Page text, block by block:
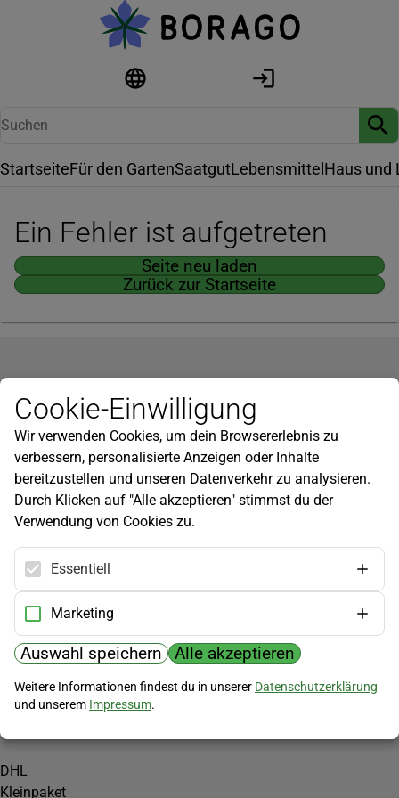
StartseiteFür den GartenSaatgutLebensmittel Haus und
Ein Fehler ist aufgetreten
Seite neu laden
Zurück zur Startseite
Newsletter
Infos zu neuen Produkten, Gartentipps und mehr findest du in
unserem Newsletter!
Jetzt anmelden
Hilfe
Kundenservice
Widerrufsbelehrung
Versandkosten
Zahlungsmöglichkeiten
PayPal
Vorkasse
Versand
DHL
Kleinpaket
Cookie-Einwilligung
Wir verwenden Cookies, um dein Browsererlebnis zu
verbessern, personalisierte Anzeigen oder Inhalte
bereitzustellen und unseren Datenverkehr zu analysieren.
Durch Klicken auf "Alle akzeptieren" stimmst du der
Verwendung von Cookies zu.
Essentiell
Marketing
Auswahl speichern Alle akzeptieren
Weitere Informationen findest du in unserer Datenschutzerklärung
und unserem Impressum.